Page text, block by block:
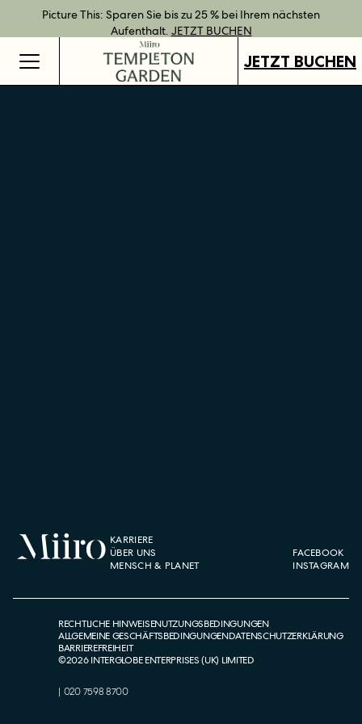
Picture This: Sparen Sie bis zu 25 % bei Ihrem nächsten
Aufenthalt. JETZT BUCHEN
Direkt buchen und Vorteile mit unseren flexiblen Tarifen
genießen.MEHR ERFAHREN
Geschenkgutscheine jetzt an all unseren Standorten verfügbar.
GUTSCHEINE KAUFEN
Bestpreisgarantie bei Direktbuchung.JETZT BUCHEN
JETZT BUCHEN
KARRIERE
ÜBER UNS
MENSCH & PLANET
FACEBOOK
INSTAGRAM
RECHTLICHE HINWEISENUTZUNGSBEDINGUNGEN
ALLGEMEINE GESCHÄFTSBEDINGUNGENDATENSCHUTZERKLÄRUNG
BARRIEREFREIHEIT
©2026INTERGLOBE ENTERPRISES (UK) LIMITED
| 020 7598 8700